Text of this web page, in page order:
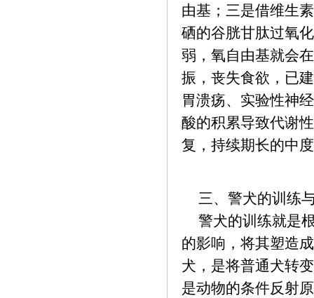
由基；三是借维生
硒的谷胱甘肽过氧
弱，氧自由基就会
振，丧失食欲，已
胃溃疡、实验性神
酸的积累导致代谢
复，持续期长的中
三、警犬的训练
警犬的训练就是
的影响，将其塑造
犬，是将普通犬转
是动物的条件反射